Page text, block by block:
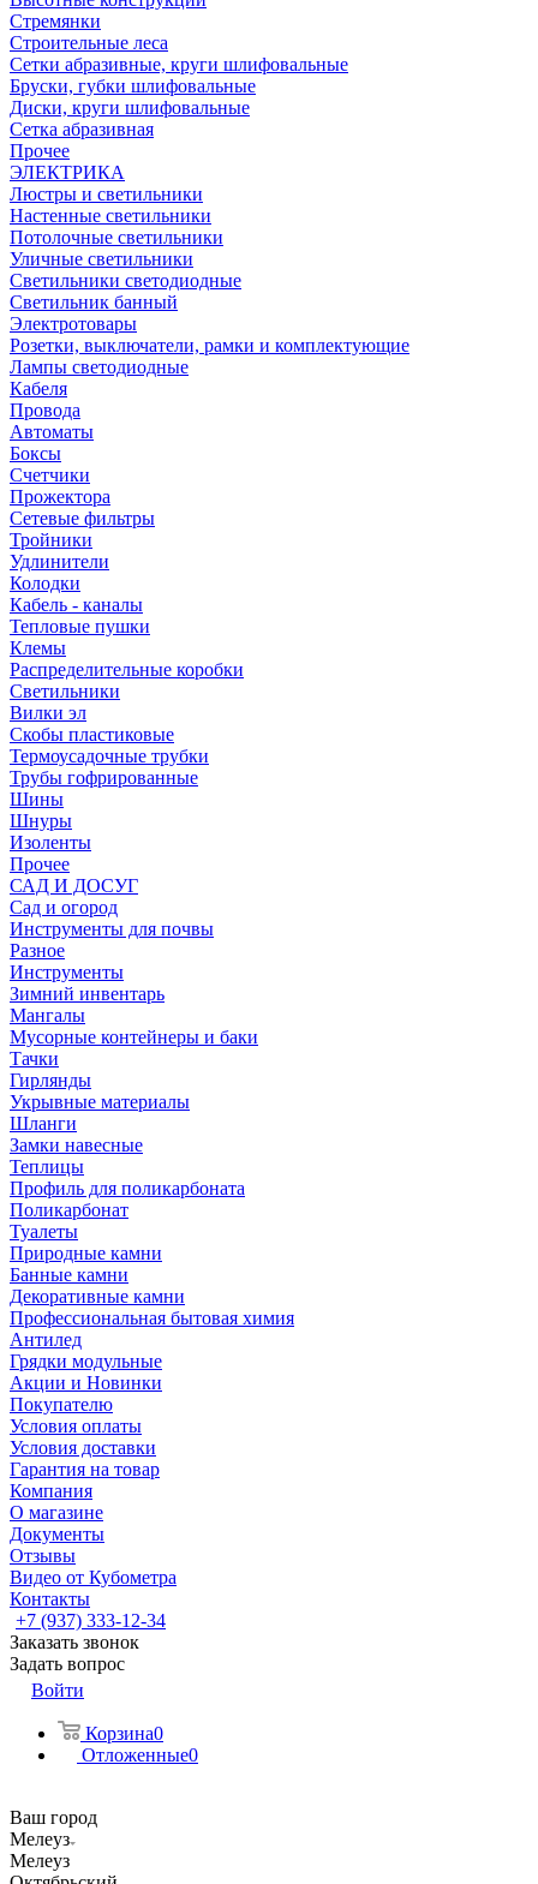
Стремянки
Строительные леса
Сетки абразивные, круги шлифовальные
Бруски, губки шлифовальные
Диски, круги шлифовальные
Сетка абразивная
Прочее
ЭЛЕКТРИКА
Люстры и светильники
Настенные светильники
Потолочные светильники
Уличные светильники
Светильники светодиодные
Светильник банный
Электротовары
Розетки, выключатели, рамки и комплектующие
Лампы светодиодные
Кабеля
Провода
Автоматы
Боксы
Счетчики
Прожектора
Сетевые фильтры
Тройники
Удлинители
Колодки
Кабель - каналы
Тепловые пушки
Клемы
Распределительные коробки
Светильники
Вилки эл
Скобы пластиковые
Термоусадочные трубки
Трубы гофрированные
Шины
Шнуры
Изоленты
Прочее
САД И ДОСУГ
Сад и огород
Инструменты для почвы
Разное
Инструменты
Зимний инвентарь
Мангалы
Мусорные контейнеры и баки
Тачки
Гирлянды
Укрывные материалы
Шланги
Замки навесные
Теплицы
Профиль для поликарбоната
Поликарбонат
Туалеты
Природные камни
Банные камни
Декоративные камни
Профессиональная бытовая химия
Антилед
Грядки модульные
Акции и Новинки
Покупателю
Условия оплаты
Условия доставки
Гарантия на товар
Компания
О магазине
Документы
Отзывы
Видео от Кубометра
Контакты
+7 (937) 333-12-34
Заказать звонок
Задать вопрос
Войти
Корзина0
Отложенные0
Ваш город
Мелеуз
Мелеуз